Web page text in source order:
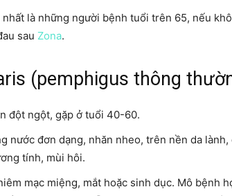
là những người bệnh tuổi trên 65, nếu
sau Zona.
(pemphigus thông
đột ngột, gặp ở tuổi 40-60.
nước đơn dạng, nhăn nheo, trên nền da
tính, mùi hôi.
mạc miệng, mắt hoặc sinh dục. Mô bệnh